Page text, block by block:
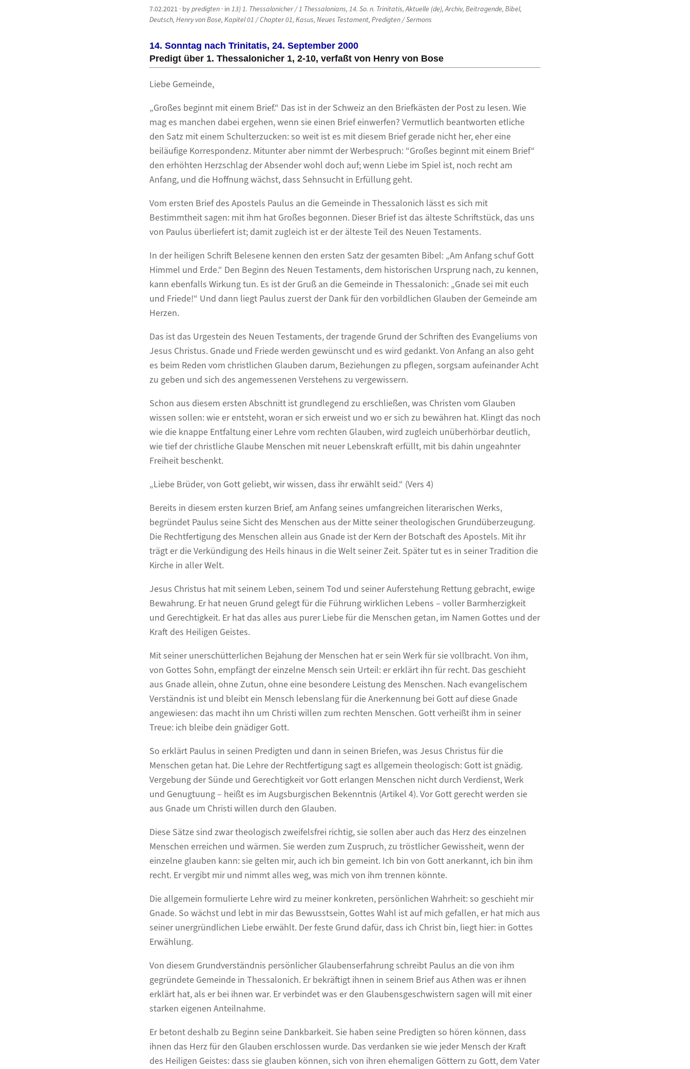
7.02.2021 · bypredigten · in 13) 1. Thessalonicher / 1 Thessalonians, 14. So. n. Trinitatis,Aktuelle (de),Archiv, Beitragende, Bibel,
Deutsch, Henry von Bose, Kapitel 01 / Chapter 01, Kasus, Neues Testament, Predigten / Sermons
14. Sonntag nach Trinitatis, 24. September 2000
Predigt über 1. Thessalonicher 1, 2-10, verfaßt von Henry von Bose
Liebe Gemeinde,
„Großes beginnt mit einem Brief.“ Das ist in der Schweiz an den Briefkästen der Post zu lesen. Wie
mag es manchen dabei ergehen, wenn sie einen Brief einwerfen? Vermutlich beantworten etliche
den Satz mit einem Schulterzucken: so weit ist es mit diesem Brief gerade nicht her, eher eine
beiläufige Korrespondenz. Mitunter aber nimmt der Werbespruch: “Großes beginnt mit einem Brief“
den erhöhten Herzschlag der Absender wohl doch auf; wenn Liebe im Spiel ist, noch recht am
Anfang, und die Hoffnung wächst, dass Sehnsucht in Erfüllung geht.
Vom ersten Brief des Apostels Paulus an die Gemeinde in Thessalonich lässt es sich mit
Bestimmtheit sagen: mit ihm hat Großes begonnen. Dieser Brief ist das älteste Schriftstück, das uns
von Paulus überliefert ist; damit zugleich ist er der älteste Teil des Neuen Testaments.
In der heiligen Schrift Belesene kennen den ersten Satz der gesamten Bibel: „Am Anfang schuf Gott
Himmel und Erde.“ Den Beginn des Neuen Testaments, dem historischen Ursprung nach, zu kennen,
kann ebenfalls Wirkung tun. Es ist der Gruß an die Gemeinde in Thessalonich: „Gnade sei mit euch
und Friede!“ Und dann liegt Paulus zuerst der Dank für den vorbildlichen Glauben der Gemeinde am
Herzen.
Das ist das Urgestein des Neuen Testaments, der tragende Grund der Schriften des Evangeliums von
Jesus Christus. Gnade und Friede werden gewünscht und es wird gedankt. Von Anfang an also geht
es beim Reden vom christlichen Glauben darum, Beziehungen zu pflegen, sorgsam aufeinander Acht
zu geben und sich des angemessenen Verstehens zu vergewissern.
Schon aus diesem ersten Abschnitt ist grundlegend zu erschließen, was Christen vom Glauben
wissen sollen: wie er entsteht, woran er sich erweist und wo er sich zu bewähren hat. Klingt das noch
wie die knappe Entfaltung einer Lehre vom rechten Glauben, wird zugleich unüberhörbar deutlich,
wie tief der christliche Glaube Menschen mit neuer Lebenskraft erfüllt, mit bis dahin ungeahnter
Freiheit beschenkt.
„Liebe Brüder, von Gott geliebt, wir wissen, dass ihr erwählt seid.“ (Vers 4)
Bereits in diesem ersten kurzen Brief, am Anfang seines umfangreichen literarischen Werks,
begründet Paulus seine Sicht des Menschen aus der Mitte seiner theologischen Grundüberzeugung.
Die Rechtfertigung des Menschen allein aus Gnade ist der Kern der Botschaft des Apostels. Mit ihr
trägt er die Verkündigung des Heils hinaus in die Welt seiner Zeit. Später tut es in seiner Tradition die
Kirche in aller Welt.
Jesus Christus hat mit seinem Leben, seinem Tod und seiner Auferstehung Rettung gebracht, ewige
Bewahrung. Er hat neuen Grund gelegt für die Führung wirklichen Lebens – voller Barmherzigkeit
und Gerechtigkeit. Er hat das alles aus purer Liebe für die Menschen getan, im Namen Gottes und der
Kraft des Heiligen Geistes.
Mit seiner unerschütterlichen Bejahung der Menschen hat er sein Werk für sie vollbracht. Von ihm,
von Gottes Sohn, empfängt der einzelne Mensch sein Urteil: er erklärt ihn für recht. Das geschieht
aus Gnade allein, ohne Zutun, ohne eine besondere Leistung des Menschen. Nach evangelischem
Verständnis ist und bleibt ein Mensch lebenslang für die Anerkennung bei Gott auf diese Gnade
angewiesen: das macht ihn um Christi willen zum rechten Menschen. Gott verheißt ihm in seiner
Treue: ich bleibe dein gnädiger Gott.
So erklärt Paulus in seinen Predigten und dann in seinen Briefen, was Jesus Christus für die
Menschen getan hat. Die Lehre der Rechtfertigung sagt es allgemein theologisch: Gott ist gnädig.
Vergebung der Sünde und Gerechtigkeit vor Gott erlangen Menschen nicht durch Verdienst, Werk
und Genugtuung – heißt es im Augsburgischen Bekenntnis (Artikel 4). Vor Gott gerecht werden sie
aus Gnade um Christi willen durch den Glauben.
Diese Sätze sind zwar theologisch zweifelsfrei richtig, sie sollen aber auch das Herz des einzelnen
Menschen erreichen und wärmen. Sie werden zum Zuspruch, zu tröstlicher Gewissheit, wenn der
einzelne glauben kann: sie gelten mir, auch ich bin gemeint. Ich bin von Gott anerkannt, ich bin ihm
recht. Er vergibt mir und nimmt alles weg, was mich von ihm trennen könnte.
Die allgemein formulierte Lehre wird zu meiner konkreten, persönlichen Wahrheit: so geschieht mir
Gnade. So wächst und lebt in mir das Bewusstsein, Gottes Wahl ist auf mich gefallen, er hat mich aus
seiner unergründlichen Liebe erwählt. Der feste Grund dafür, dass ich Christ bin, liegt hier: in Gottes
Erwählung.
Von diesem Grundverständnis persönlicher Glaubenserfahrung schreibt Paulus an die von ihm
gegründete Gemeinde in Thessalonich. Er bekräftigt ihnen in seinem Brief aus Athen was er ihnen
erklärt hat, als er bei ihnen war. Er verbindet was er den Glaubensgeschwistern sagen will mit einer
starken eigenen Anteilnahme.
Er betont deshalb zu Beginn seine Dankbarkeit. Sie haben seine Predigten so hören können, dass
ihnen das Herz für den Glauben erschlossen wurde. Das verdanken sie wie jeder Mensch der Kraft
des Heiligen Geistes: dass sie glauben können, sich von ihren ehemaligen Göttern zu Gott, dem Vater